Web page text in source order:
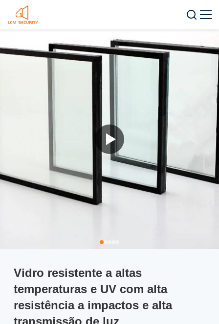
Vidro resistente a altas
temperaturas e UV com alta
resistência a impactos e alta
transmissão de luz